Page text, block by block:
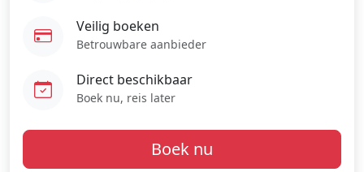
Veilig boeken
Betrouwbare aanbieder
Direct beschikbaar
Boek nu, reis later
Boek nu